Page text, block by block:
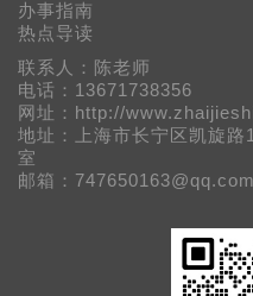
办事指南
热点导读
联系人：陈老师
电话：13671738356
网址：http://
地址：上海市长宁区凯旋
室
邮箱：747650163@qq.com